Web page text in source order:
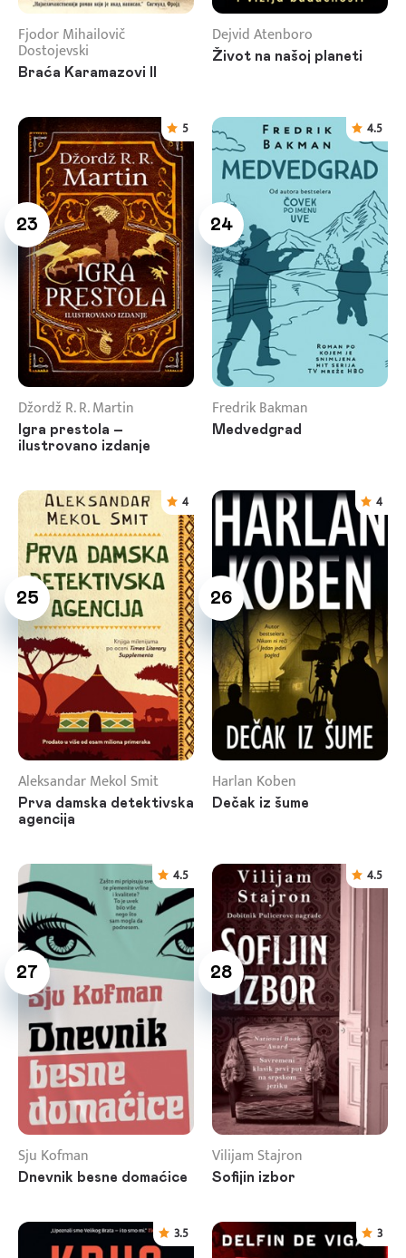
Fjodor Mihailovič
Dostojevski
Braća Karamazovi II
Dejvid Atenboro
Život na našoj planeti
23
5
Džordž R. R. Martin
Igra prestola –
ilustrovano izdanje
24
4.5
Fredrik Bakman
Medvedgrad
25
4
Aleksandar Mekol Smit
Prva damska detektivska
agencija
26
4
Harlan Koben
Dečak iz šume
27
4.5
Sju Kofman
Dnevnik besne domaćice
28
4.5
Vilijam Stajron
Sofijin izbor
3.5 3